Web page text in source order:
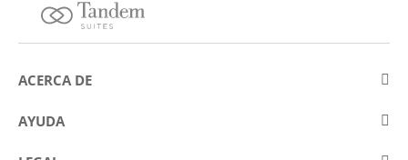
ACERCA DE
Sobre Eurostars Hotel Company
AYUDA
Contactar